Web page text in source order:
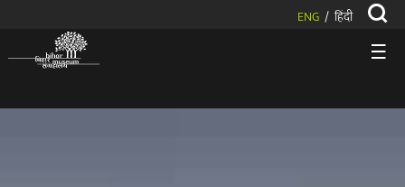
ENG / हिंदी